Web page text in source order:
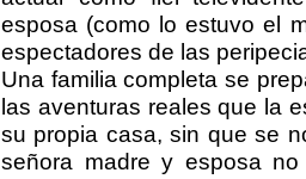
esposa (como lo estuvo el
espectadores de las
Una familia completa se
las aventuras reales que la
su propia casa, sin que se
señora madre y esposa